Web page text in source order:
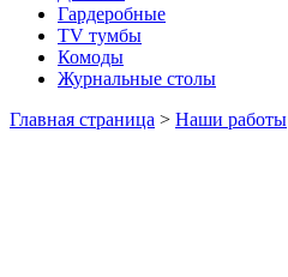
Гардеробные
TV тумбы
Комоды
Журнальные столы
Главная страница > Наши работы